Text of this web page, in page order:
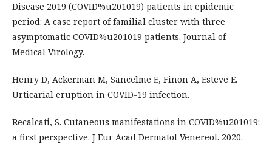
Disease 2019 (COVID%u201019) patients in epidemic
period: A case report of familial cluster with three
asymptomatic COVID%u201019 patients. Journal of
Medical Virology.
Henry D, Ackerman M, Sancelme E, Finon A, Esteve E.
Urticarial eruption in COVID-19 infection.
Recalcati, S. Cutaneous manifestations in COVID%u201019:
a first perspective. J Eur Acad Dermatol Venereol. 2020.